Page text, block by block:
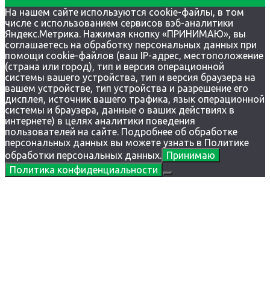
На нашем сайте используются cookie-файлы, в том
числе с использованием сервисов вэб-аналитики
Яндекс.Метрика. Нажимая кнопку «ПРИНИМАЮ», вы
соглашаетесь на обработку персональных данных при
помощи cookie-файлов (ваш IP-адрес, местоположение
(страна или город), тип и версия операционной
системы вашего устройства, тип и версия браузера на
вашем устройстве, тип устройства и разрешение его
дисплея, источник вашего трафика, язык операционной
системы и браузера, данные о ваших действиях в
интернете) в целях аналитики поведения
пользователей на сайте. Подробнее об обработке
персональных данных вы можете узнать в Политике
обработки персональных данных. Принимаю
Политика конфиденциальности